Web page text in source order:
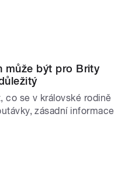
může být pro Brity
co se v královské rodině
zásadní informace